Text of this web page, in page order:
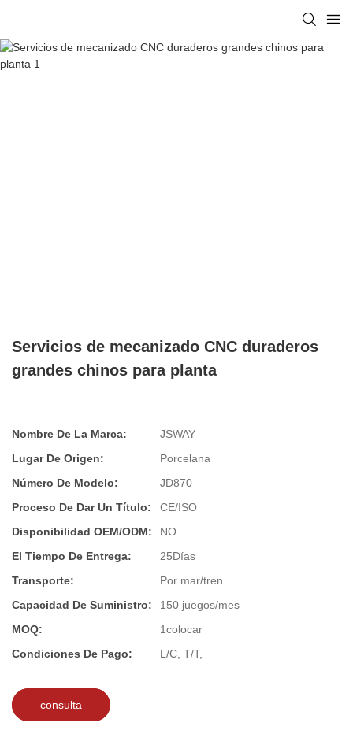
Servicios de mecanizado CNC duraderos
grandes chinos para planta
Nombre De La Marca:
JSWAY
Lugar De Origen:
Porcelana
Número De Modelo:
JD870
Proceso De Dar Un Título:
CE/ISO
Disponibilidad OEM/ODM:
NO
El Tiempo De Entrega:
25Días
Transporte:
Por mar/tren
Capacidad De Suministro:
150 juegos/mes
MOQ:
1colocar
Condiciones De Pago:
L/C, T/T,
consulta